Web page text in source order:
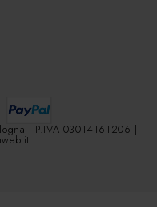
| P.IVA 03014161206 |